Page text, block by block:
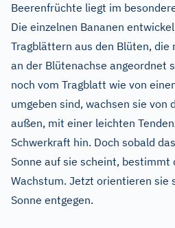
Beerenfrüchte liegt im
Die einzelnen Bananen
Tragblättern aus den Blüten, die
an der Blütenachse angeordnet
noch vom Tragblatt wie von
umgeben sind, wachsen sie von
außen, mit einer leichten
Schwerkraft hin. Doch sobald
Sonne auf sie scheint, bestimmt
Wachstum. Jetzt orientieren sie
Sonne entgegen.